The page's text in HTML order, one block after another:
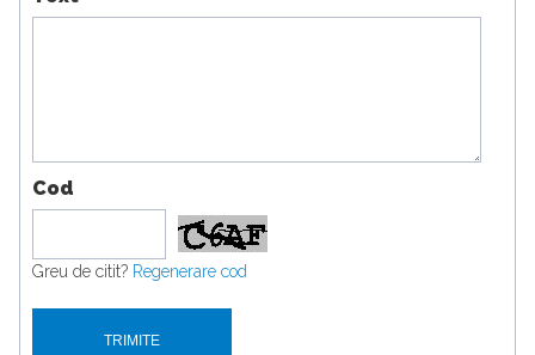
Cod
Greu de citit? Regenerare cod